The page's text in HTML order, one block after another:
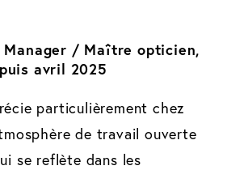
Manager / Maître opticien,
avril 2025
particulièrement chez
de travail ouverte
se reflète dans les